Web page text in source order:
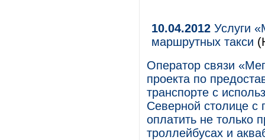
10.04.2012 Услуги
маршрутных такси
Оператор связи
проекта по
транспорте с
Северной столице
оплатить не только
троллейбусах и